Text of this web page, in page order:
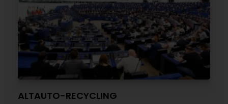
ALTAUTO-RECYCLING